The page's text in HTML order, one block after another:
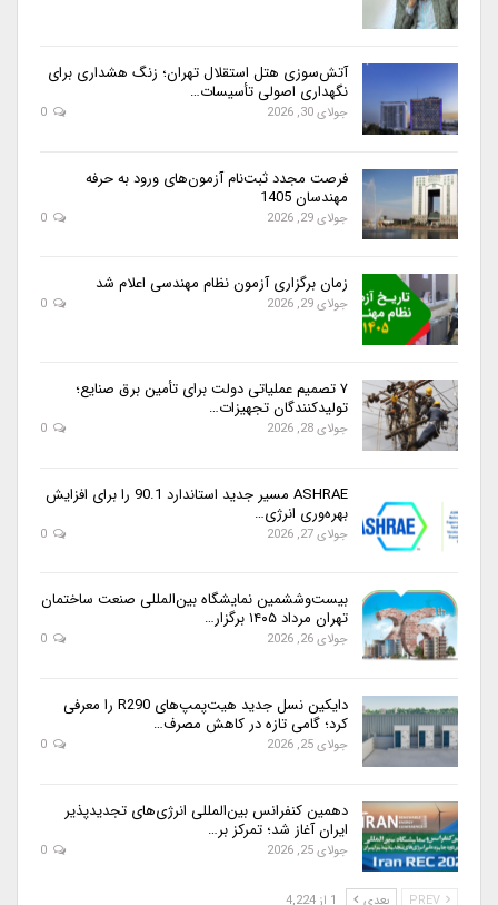
آتش‌سوزی هتل استقلال تهران؛ زنگ هشداری برای
نگهداری اصولی تأسیسات…
جولای 30, 2026
فرصت مجدد ثبت‌نام آزمون‌های ورود به حرفه
مهندسان 1405
جولای 29, 2026
زمان برگزاری آزمون نظام مهندسی اعلام شد
جولای 29, 2026
۷ تصمیم عملیاتی دولت برای تأمین برق صنایع؛
تولیدکنندگان تجهیزات…
جولای 28, 2026
ASHRAE مسیر جدید استاندارد 90.1 را برای افزایش
بهره‌وری انرژی…
جولای 27, 2026
بیست‌وششمین نمایشگاه بین‌المللی صنعت ساختمان
تهران مرداد ۱۴۰۵ برگزار…
جولای 26, 2026
دایکین نسل جدید هیت‌پمپ‌های R290 را معرفی
کرد؛ گامی تازه در کاهش مصرف…
جولای 25, 2026
دهمین کنفرانس بین‌المللی انرژی‌های تجدیدپذیر
ایران آغاز شد؛ تمرکز بر…
جولای 25, 2026